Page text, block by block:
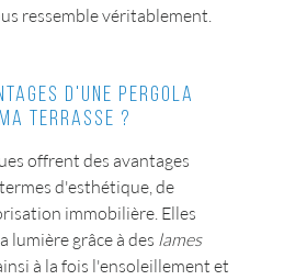
ressemble véritablement.
d'une pergola
terrasse ?
offrent des avantages
d'esthétique, de
immobilière. Elles
lumière grâce à des lames
à la fois l'ensoleillement et